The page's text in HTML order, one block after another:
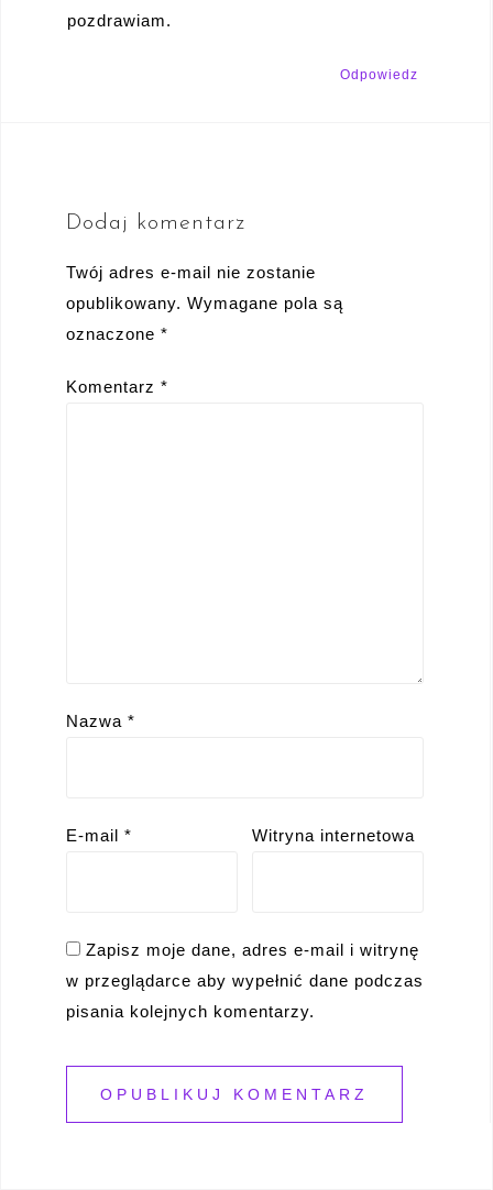
pozdrawiam.
Odpowiedz
Dodaj komentarz
Twój adres e-mail nie zostanie
opublikowany. Wymagane pola są
oznaczone *
Komentarz *
Nazwa *
E-mail * Witryna internetowa
Zapisz moje dane, adres e-mail i witrynę
w przeglądarce aby wypełnić dane podczas
pisania kolejnych komentarzy.